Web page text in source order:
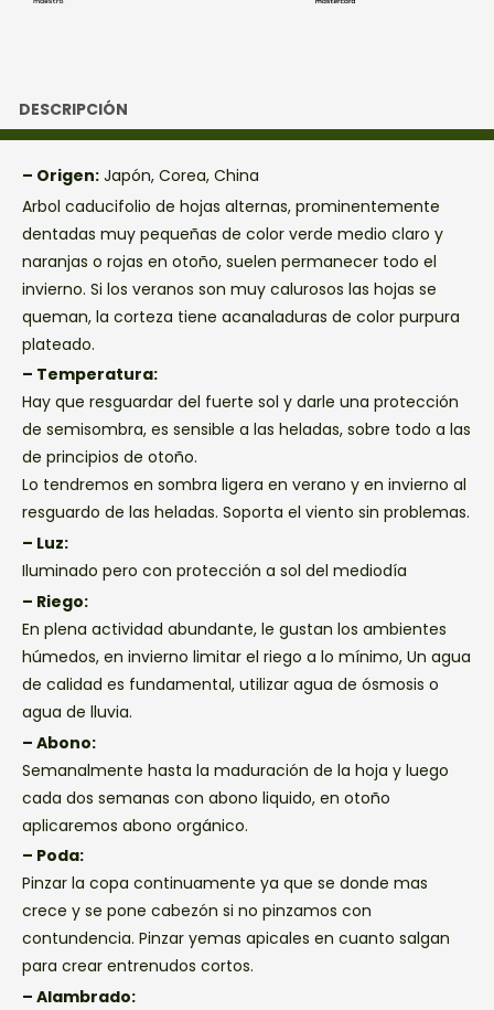
DESCRIPCIÓN
– Origen: Japón, Corea, China
Arbol caducifolio de hojas alternas, prominentemente
dentadas muy pequeñas de color verde medio claro y
naranjas o rojas en otoño, suelen permanecer todo el
invierno. Si los veranos son muy calurosos las hojas se
queman, la corteza tiene acanaladuras de color purpura
plateado.
– Temperatura:
Hay que resguardar del fuerte sol y darle una protección
de semisombra, es sensible a las heladas, sobre todo a las
de principios de otoño.
Lo tendremos en sombra ligera en verano y en invierno al
resguardo de las heladas. Soporta el viento sin problemas.
– Luz:
Iluminado pero con protección a sol del mediodía
– Riego:
En plena actividad abundante, le gustan los ambientes
húmedos, en invierno limitar el riego a lo mínimo, Un agua
de calidad es fundamental, utilizar agua de ósmosis o
agua de lluvia.
– Abono:
Semanalmente hasta la maduración de la hoja y luego
cada dos semanas con abono liquido, en otoño
aplicaremos abono orgánico.
– Poda:
Pinzar la copa continuamente ya que se donde mas
crece y se pone cabezón si no pinzamos con
contundencia. Pinzar yemas apicales en cuanto salgan
para crear entrenudos cortos.
– Alambrado: